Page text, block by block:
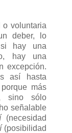
o voluntaria
deber, lo
hay una
hay una
excepción.
así hasta
más
sino sólo
señalable
(necesidad
(posibilidad